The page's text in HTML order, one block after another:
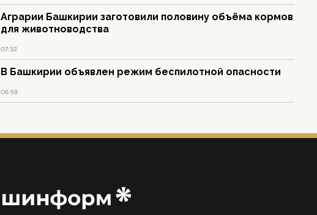
Аграрии Башкирии заготовили половину объёма кормов
для животноводства
07:32
В Башкирии объявлен режим беспилотной опасности
06:59